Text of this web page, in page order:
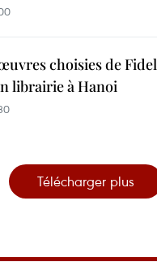
choisies de Fidel
librairie à Hanoi
Télécharger plus